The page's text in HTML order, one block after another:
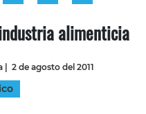
alimenticia
| 2 de agosto del 2011